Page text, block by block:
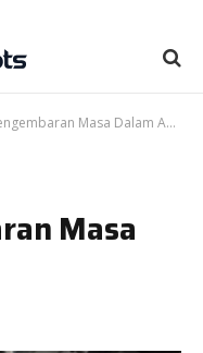
Masa Dalam Avengers
Masa